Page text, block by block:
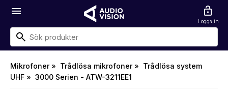
menu lock_open
Logga in
Mikrofoner » Trådlösa mikrofoner » Trådlösa system
UHF » 3000 Serien - ATW-3211EE1